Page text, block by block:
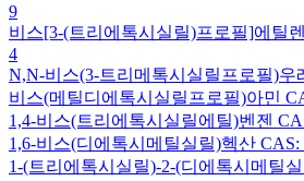
9
비스[3-(트리에톡시실릴)프로필]에틸
4
N,N-비스(3-트리메톡시실릴프로필)우
비스(메틸디에톡시실릴프로필)아민
1,4-비스(트리에톡시실릴에틸)벤젠
1,6-비스(디에톡시메틸실릴)헥산 CAS:
1-(트리에톡시실릴)-2-(디에톡시메틸